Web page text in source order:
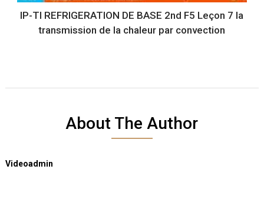
IP-TI REFRIGERATION DE BASE 2nd F5 Leçon 7 la
transmission de la chaleur par convection
About The Author
Videoadmin